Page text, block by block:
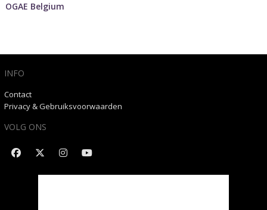
OGAE Belgium
INFO
Contact
Privacy & Gebruiksvoorwaarden
VOLG ONS